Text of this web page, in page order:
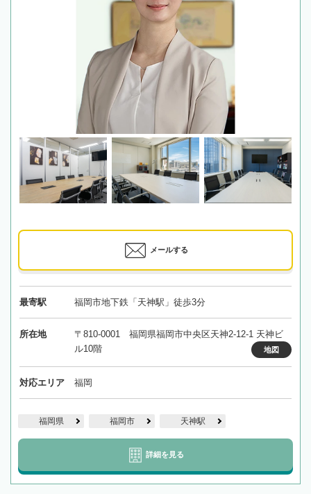
メールする
最寄駅 福岡市地下鉄「天神駅」徒歩3分
所在地
〒810-0001 福岡県福岡市中央区天神2-12-1 天神ビ
ル10階
地図
対応エリア 福岡
福岡県 福岡市 天神駅
詳細を見る